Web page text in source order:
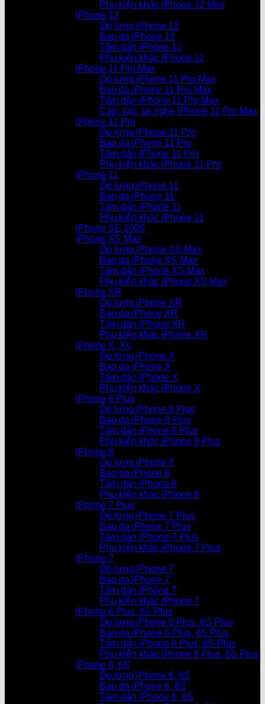
Phụ kiện khác iPhone 12 Mini
iPhone 12
Ốp lưng iPhone 12
Bao da iPhone 12
Tấm dán iPhone 12
Phụ kiện khác iPhone 12
iPhone 11 Pro Max
Ốp lưng iPhone 11 Pro Max
Bao da iPhone 11 Pro Max
Tấm dán iPhone 11 Pro Max
Cáp, sạc, tai nghe iPhone 11 Pro Max
iPhone 11 Pro
Ốp lưng iPhone 11 Pro
Bao da iPhone 11 Pro
Tấm dán iPhone 11 Pro
Phụ kiện khác iPhone 11 Pro
iPhone 11
Ốp lưng iPhone 11
Bao da iPhone 11
Tấm dán iPhone 11
Phụ kiện khác iPhone 11
iPhone SE 2020
iPhone XS Max
Ốp lưng iPhone XS Max
Bao da iPhone XS Max
Tấm dán iPhone XS Max
Phụ kiện khác iPhone XS Max
iPhone XR
Ốp lưng iPhone XR
Bao da iPhone XR
Tấm dán iPhone XR
Phụ kiện khác iPhone XR
iPhone X, Xs
Ốp lưng iPhone X
Bao da iPhone X
Tấm dán iPhone X
Phụ kiện khác iPhone X
iPhone 8 Plus
Ốp lưng iPhone 8 Plus
Bao da iPhone 8 Plus
Tấm dán iPhone 8 Plus
Phụ kiện khác iPhone 8 Plus
iPhone 8
Ốp lưng iPhone 8
Bao da iPhone 8
Tấm dán iPhone 8
Phụ kiện khác iPhone 8
iPhone 7 Plus
Ốp lưng iPhone 7 Plus
Bao da iPhone 7 Plus
Tấm dán iPhone 7 Plus
Phụ kiện khác iPhone 7 Plus
iPhone 7
Ốp lưng iPhone 7
Bao da iPhone 7
Tấm dán iPhone 7
Phụ kiện khác iPhone 7
iPhone 6 Plus, 6S Plus
Ốp lưng iPhone 6 Plus, 6S Plus
Bao da iPhone 6 Plus, 6S Plus
Tấm dán iPhone 6 Plus, 6S Plus
Phụ kiện khác iPhone 6 Plus, 6S Plus
iPhone 6, 6S
Ốp lưng iPhone 6, 6S
Bao da iPhone 6, 6S
Tấm dán iPhone 6, 6S